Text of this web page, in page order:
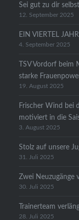
Sei gut zu dir selbst
12. September 2025
EIN VIERTEL
4. September 2025
TSV Vordorf beim
starke
19. August 2025
Frischer Wind bei
motiviert in die
3. August 2025
Stolz auf unsere
31. Juli 2025
Zwei Neuzugänge
30. Juli 2025
Trainerteam
28. Juli 2025